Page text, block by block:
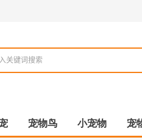
宠物鸟 小宠物 宠